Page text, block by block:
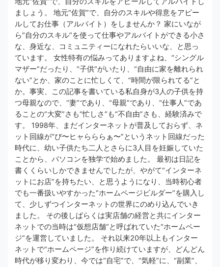
ましょう。 地元“佐賀”で、自分のスキルや得意をアピー
ルしてお仕事（アルバイト）をしませんか？ 家にいなが
ら”自分のスキル”を使って仕事やアルバイトができる小さ
な、身近な、コミュニティーになれたらいいな、と思っ
ています。 女性特有の悩みってありますよね、“シングル
マザー”だったり、“子供”がいたり、“自由に家を離れられ
ない”とか、家のことに忙しくて、“時間が限られてる”と
か。事実、この記事を書いている私自身が3人の子供を持
つ母親なので、“妻”であり、“母親”であり、“仕事人”であ
ることの“大変”さも“忙しさ”も“不自由”さも、経験済みで
す。 1998年、まだインターネットが普及しておらず、ネ
ット回線が“ぴ〜ヒャらららぁ〜”というネット回線だった
時代に、幼い子供たち二人とさらに3人目を妊娠していた
ことから、パソコンを独学で始めました。 最初は日記を
書くくらいしかできませんでしたが、やがて“インターネ
ットにお店”を持ちたい、と思うようになり、当時初心者
でも一番扱いやすかった“ホームページビルダー”を購入し
て、少しずつインターネットの世界にのめり込んでいき
ました。 その後しばらくは実店舗の経営と共にインター
ネットでの当時は“仮想店舗”と呼ばれていた“ホームペー
ジ”を運営していました。 それ以来20年以上もインター
ネットで“ホームページ”を作り続けていますが、どんどん
時代が移り変わり、今では“自宅”で、“気軽”に、“副業”、